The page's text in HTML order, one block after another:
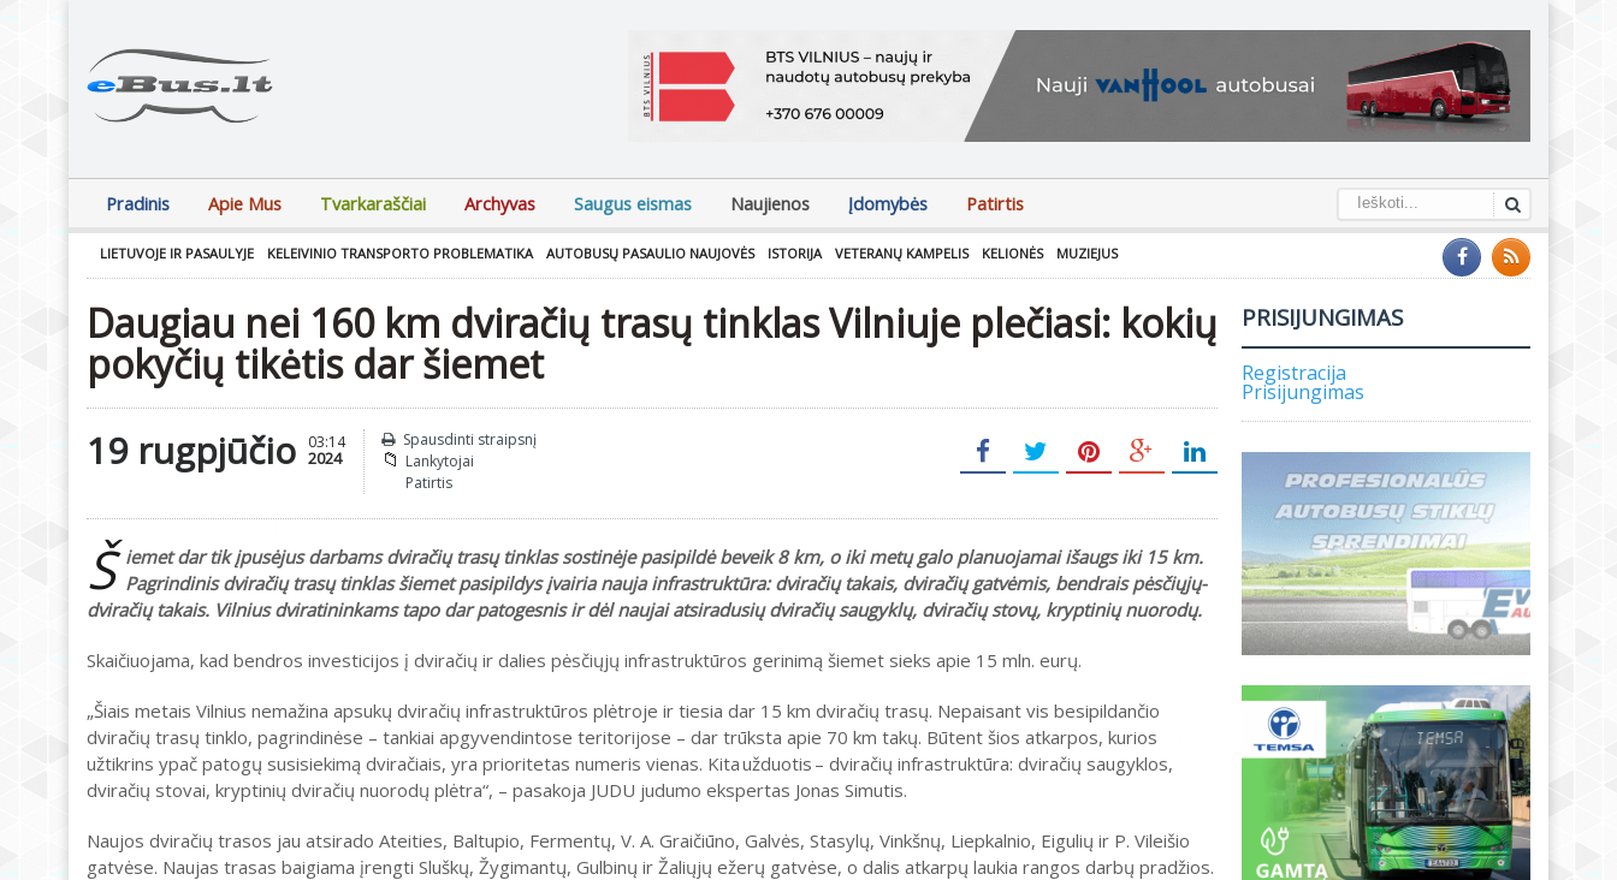
Pradinis Apie Mus Tvarkaraščiai Archyvas Saugus eismas Naujienos Įdomybės Patirtis
LIETUVOJE IR PASAULYJE KELEIVINIO TRANSPORTO PROBLEMATIKA AUTOBUSŲ PASAULIO NAUJOVĖS ISTORIJA VETERANŲ KAMPELIS KELIONĖS MUZIEJUS
Daugiau nei 160 km dviračių trasų tinklas Vilniuje plečiasi: kokių
pokyčių tikėtis dar šiemet
19 rugpjūčio 03:14
2024
Spausdinti straipsnį
Lankytojai
Patirtis
Š iemet dar tik įpusėjus darbams dviračių trasų tinklas sostinėje pasipildė beveik 8 km, o iki metų galo planuojamai išaugs iki 15 km.
Pagrindinis dviračių trasų tinklas šiemet pasipildys įvairia nauja infrastruktūra: dviračių takais, dviračių gatvėmis, bendrais pėsčiųjų-
dviračių takais. Vilnius dviratininkams tapo dar patogesnis ir dėl naujai atsiradusių dviračių saugyklų, dviračių stovų, kryptinių nuorodų.
Skaičiuojama, kad bendros investicijos į dviračių ir dalies pėsčiųjų infrastruktūros gerinimą šiemet sieks apie 15 mln. eurų.
„Šiais metais Vilnius nemažina apsukų dviračių infrastruktūros plėtroje ir tiesia dar 15 km dviračių trasų. Nepaisant vis besipildančio
dviračių trasų tinklo, pagrindinėse – tankiai apgyvendintose teritorijose – dar trūksta apie 70 km takų. Būtent šios atkarpos, kurios
užtikrins ypač patogų susisiekimą dviračiais, yra prioritetas numeris vienas. Kita užduotis – dviračių infrastruktūra: dviračių saugyklos,
dviračių stovai, kryptinių dviračių nuorodų plėtra“, – pasakoja JUDU judumo ekspertas Jonas Simutis.
Naujos dviračių trasos jau atsirado Ateities, Baltupio, Fermentų, V. A. Graičiūno, Galvės, Stasylų, Vinkšnų, Liepkalnio, Eigulių ir P. Vileišio
gatvėse. Naujas trasas baigiama įrengti Sluškų, Žygimantų, Gulbinų ir Žaliųjų ežerų gatvėse, o dalis atkarpų laukia rangos darbų pradžios.
PRISIJUNGIMAS
Registracija
Prisijungimas